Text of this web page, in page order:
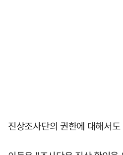
진상조사단의 권한에 대해서